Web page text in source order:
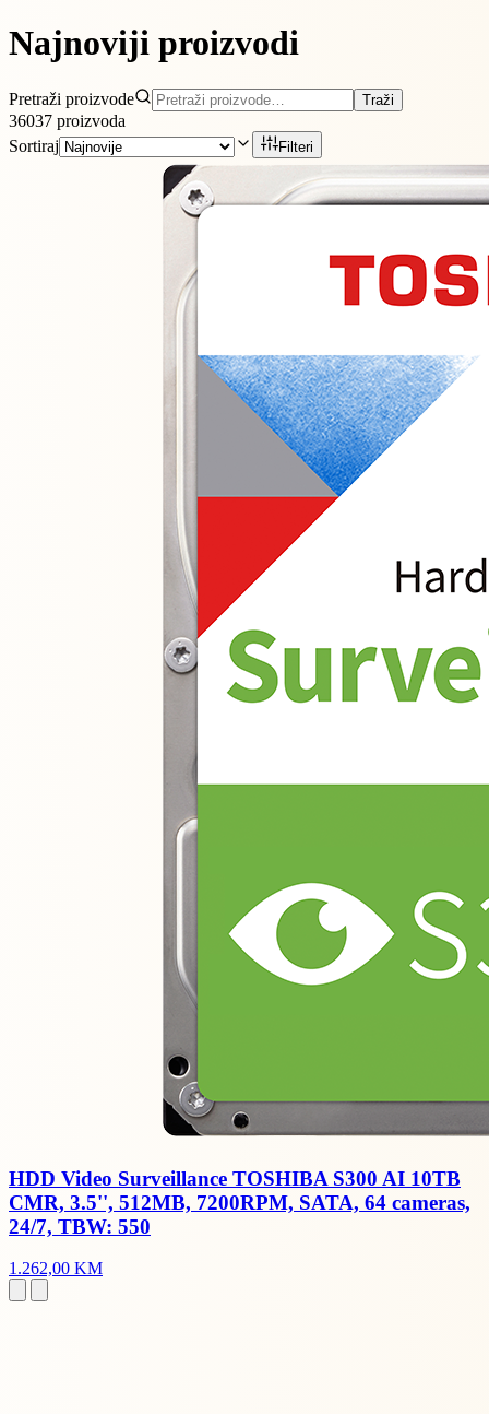
Najnoviji proizvodi
Pretraži proizvode Traži
36037 proizvoda
Sortiraj
Filteri
HDD Video Surveillance TOSHIBA S300 AI 10TB
CMR, 3.5'', 512MB, 7200RPM, SATA, 64 cameras,
24/7, TBW: 550
1.262,00 KM